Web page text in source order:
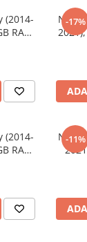
(2014-
RAM
-17%
(2014-
RAM
ecran
-11%